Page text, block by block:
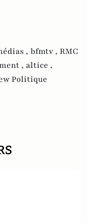
, bfmtv , RMC
, altice ,
Politique